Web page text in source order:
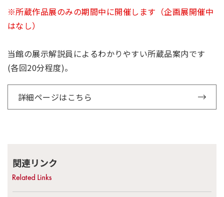
※所蔵作品展のみの期間中に開催します（企画展開催中
はなし）
当館の展示解説員によるわかりやすい所蔵品案内です
(各回20分程度)。
詳細ページはこちら
関連リンク